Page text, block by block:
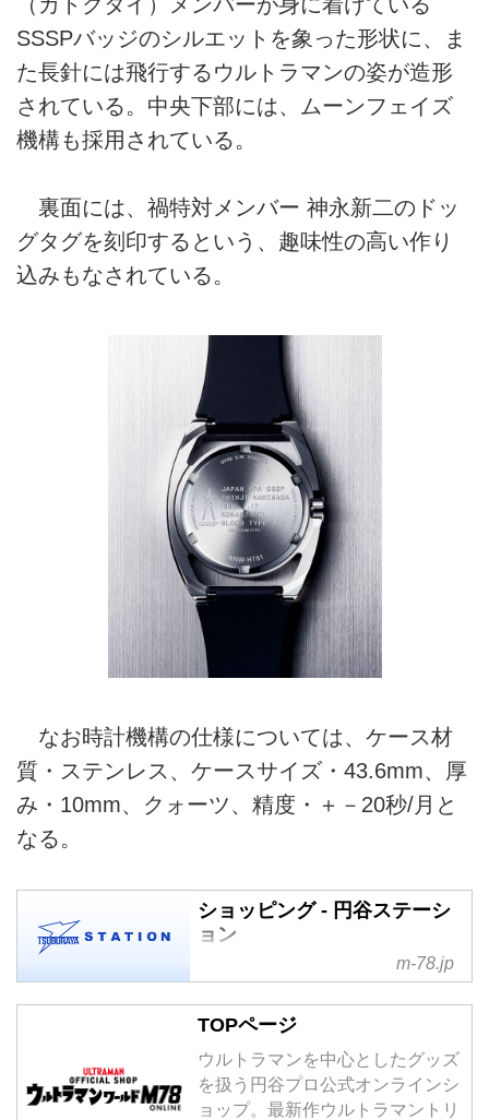
SSSPバッジのシルエットを象った形状に、ま
た長針には飛行するウルトラマンの姿が造形
されている。中央下部には、ムーンフェイズ
機構も採用されている。
裏面には、禍特対メンバー 神永新二のドッ
グタグを刻印するという、趣味性の高い作り
込みもなされている。
なお時計機構の仕様については、ケース材
質・ステンレス、ケースサイズ・43.6mm、厚
み・10mm、クォーツ、精度・＋－20秒/月と
なる。
ショッピング - 円谷ステーシ
ョン
ウルトラマンシリーズを中心とす
ック！
m-78.jp
TOPページ
ウルトラマンを中心としたグッズ
を扱う円谷プロ公式オンラインシ
ョップ。最新作ウルトラマントリ